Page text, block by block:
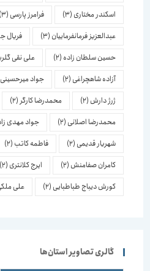
اسكندر مختاری(3) فرامرز پارسی(3)
عبدالعزیز فرمانفرماییان(3) فریال
حسین سلطان زاده(2) علی نقی گلریز(2)
آزاده شاهچراغی(2) جواد میرحسینی(2)
ژرژ دارش(2) محمدرضا کارگر(2)
محمدرضا اصلانی(2) جواد مهدی زاده(2)
شهریار قدیمی(2) فاطمه کاتب(2)
کامران صفامنش(2) ایرج کلانتری(2)
کورش دیباج طباطبایی(2) علی ملکی(2)
گالری تصاویر استان‌ها